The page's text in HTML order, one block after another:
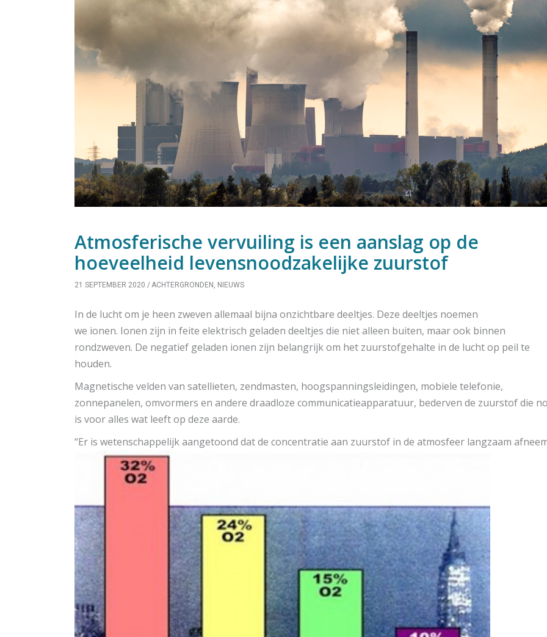
Atmosferische vervuiling is een aanslag op de
hoeveelheid levensnoodzakelijke zuurstof
21 SEPTEMBER 2020 ACHTERGRONDEN , NIEUWS
In de lucht om je heen zweven allemaal bijna onzichtbare deeltjes. Deze deeltjes noemen
we ionen. Ionen zijn in feite elektrisch geladen deeltjes die niet alleen buiten, maar ook binnen
rondzweven. De negatief geladen ionen zijn belangrijk om het zuurstofgehalte in de lucht op peil te
houden.
Magnetische velden van satellieten, zendmasten, hoogspanningsleidingen, mobiele telefonie,
zonnepanelen, omvormers en andere draadloze communicatieapparatuur, bederven de zuurstof die
is voor alles wat leeft op deze aarde.
“Er is wetenschappelijk aangetoond dat de concentratie aan zuurstof in de atmosfeer langzaam